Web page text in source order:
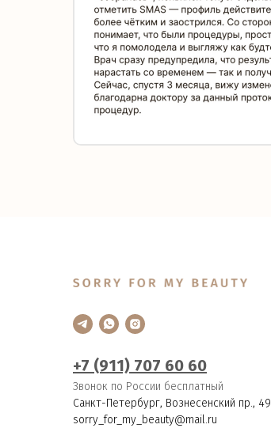
+7 (911) 707 60 60
Звонок по России бесплатный
Санкт-Петербург, Вознесенский пр., 49
sorry_for_my_beauty@mail.ru